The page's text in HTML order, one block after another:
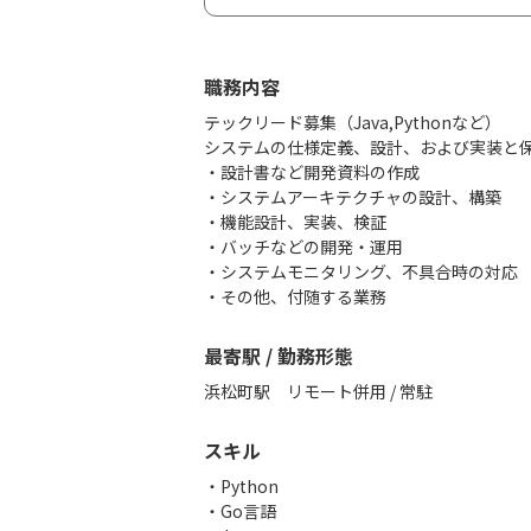
職務内容
テックリード募集（Java,Pythonなど）
システムの仕様定義、設計、および実装と
・設計書など開発資料の作成
・システムアーキテクチャの設計、構築
・機能設計、実装、検証
・バッチなどの開発・運用
・システムモニタリング、不具合時の対応
最寄駅 / 勤務形態
浜松町駅 リモート併用 / 常駐
スキル
Python
Go言語